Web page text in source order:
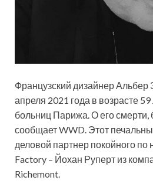
Французский дизайнер Альбер
апреля 2021 года в возрасте 59
больниц Парижа. О его смерти,
сообщает WWD. Этот
деловой партнер покойного по
Factory – Йохан Руперт из
Richemont.